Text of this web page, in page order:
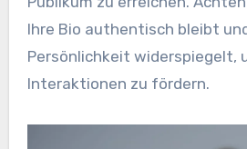
Ihre Bio authentisch bleibt
Persönlichkeit widerspiegelt,
Interaktionen zu fördern.